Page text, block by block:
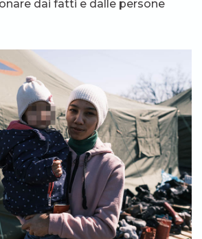
dai fatti e dalle persone